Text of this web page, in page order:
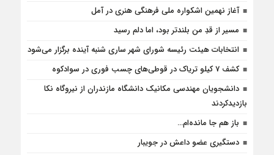
آغاز نهمین اشکواره ملی فرهنگی هنری در آمل
مسیر از قدِ من بلندتر بود، اما دلم رسید
انتخابات هیئت رئیسه شورای شهر ساری شنبه آینده برگزار می‌شود
کشف 7 کیلو تریاک در قوطی‌‌های چسب فوری در سوادکوه
دانشجویان مهندسی مکانیک دانشگاه مازندران از نيروگاه نکا
بازديدكردند
باز هم جا مانده‌ام…
دستگیری عضو داعش در جویبار